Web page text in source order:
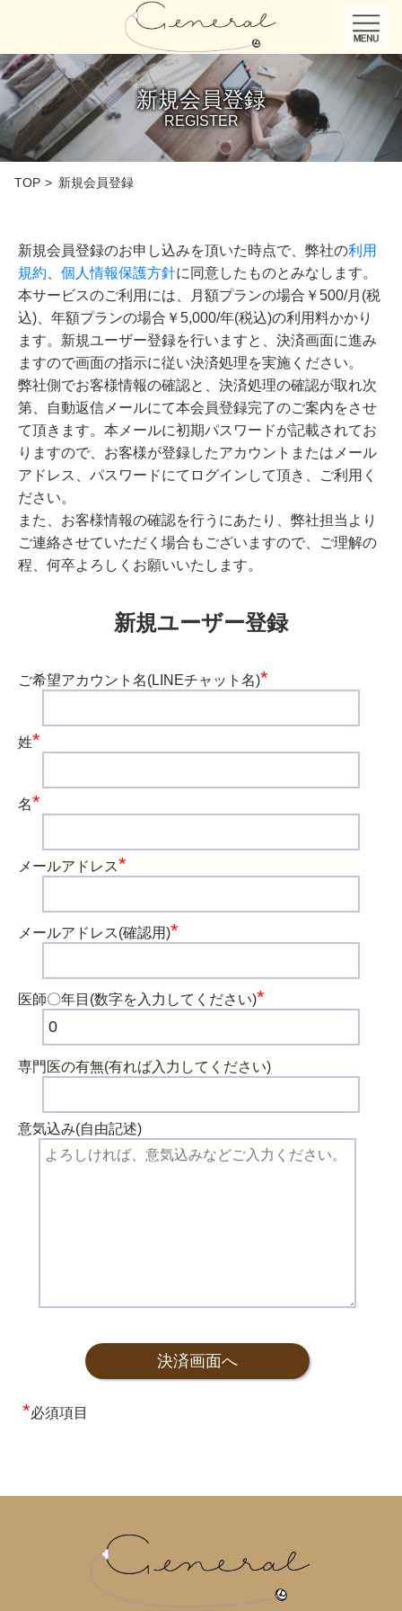
新規会員登録
REGISTER
TOP 新規会員登録
新規会員登録のお申し込みを頂いた時点で、弊社の利用
規約
個人情報保護方針に同意したものとみなします。
本サービスのご利用には、月額プランの場合￥500/月(税
込)、年額プランの場合￥5,000/年(税込)の利用料かかり
ます。新規ユーザー登録を行いますと、決済画面に進み
ますので画面の指示に従い決済処理を実施ください。
弊社側でお客様情報の確認と、決済処理の確認が取れ次
第、自動返信メールにて本会員登録完了のご案内をさせ
て頂きます。本メールに初期パスワードが記載されてお
りますので、お客様が登録したアカウントまたはメール
アドレス、パスワードにてログインして頂き、ご利用く
ださい。
また、お客様情報の確認を行うにあたり、弊社担当より
ご連絡させていただく場合もございますので、ご理解の
程、何卒よろしくお願いいたします。
新規ユーザー登録
ご希望アカウント名(LINEチャット名)*
姓*
名*
メールアドレス*
メールアドレス(確認用)*
医師〇年目(数字を入力してください)*
専門医の有無(有れば入力してください)
意気込み(自由記述)
*必須項目